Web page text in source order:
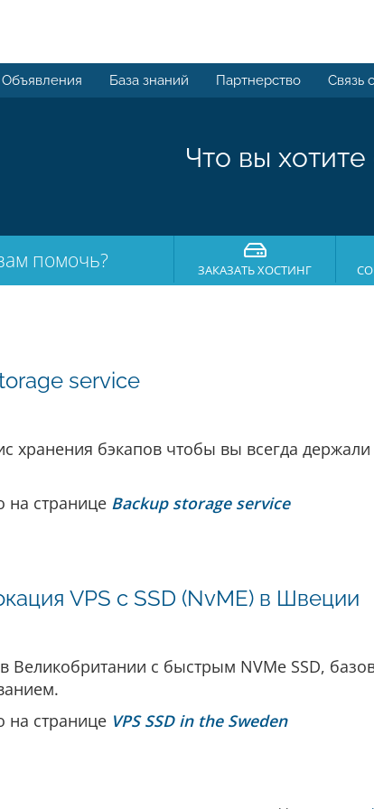
Объявления База знаний Партнерство Связь
Что вы хотите
помочь? ЗАКАЗАТЬ ХОСТИНГ
service
хранения бэкапов чтобы вы всегда
на странице Backup storage service
VPS с SSD (NvME) в Швеции
Великобритании с быстрым NVMe SSD,
на странице VPS SSD in the Sweden